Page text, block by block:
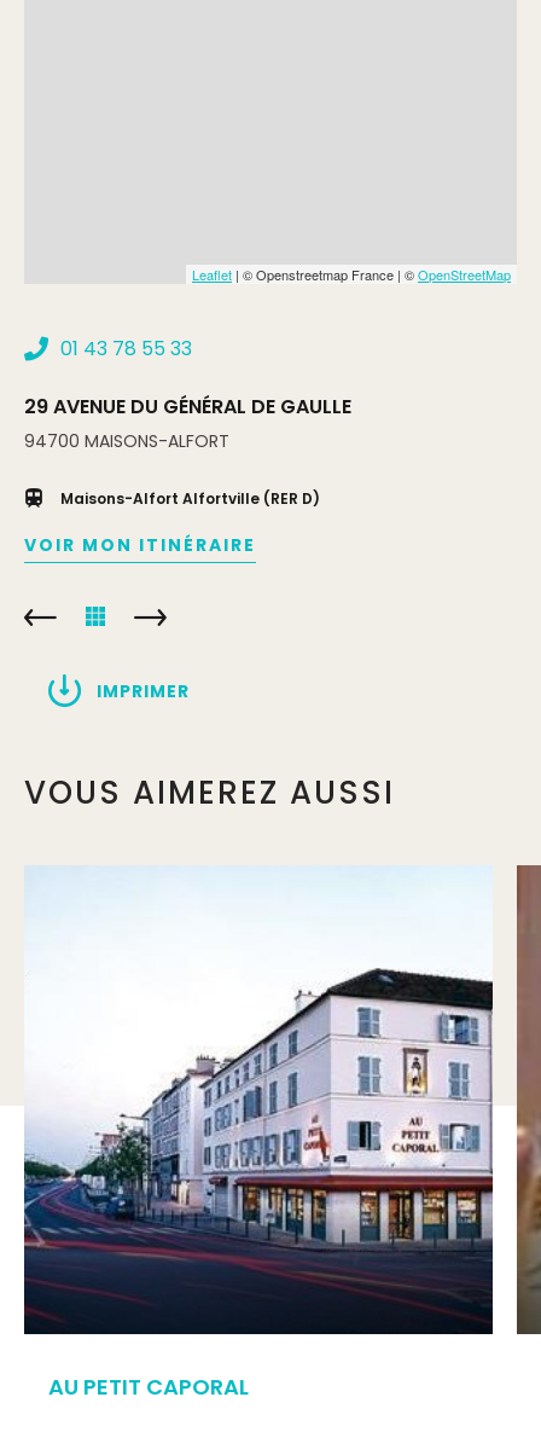
Leaflet | © Openstreetmap France | ©OpenStreetMap
01 43 78 55 33
29 AVENUE DU GÉNÉRAL DE GAULLE
94700 MAISONS-ALFORT
Maisons-Alfort Alfortville (RER D)
VOIR MON ITINÉRAIRE
IMPRIMER
VOUS AIMEREZ AUSSI
AU PETIT CAPORAL